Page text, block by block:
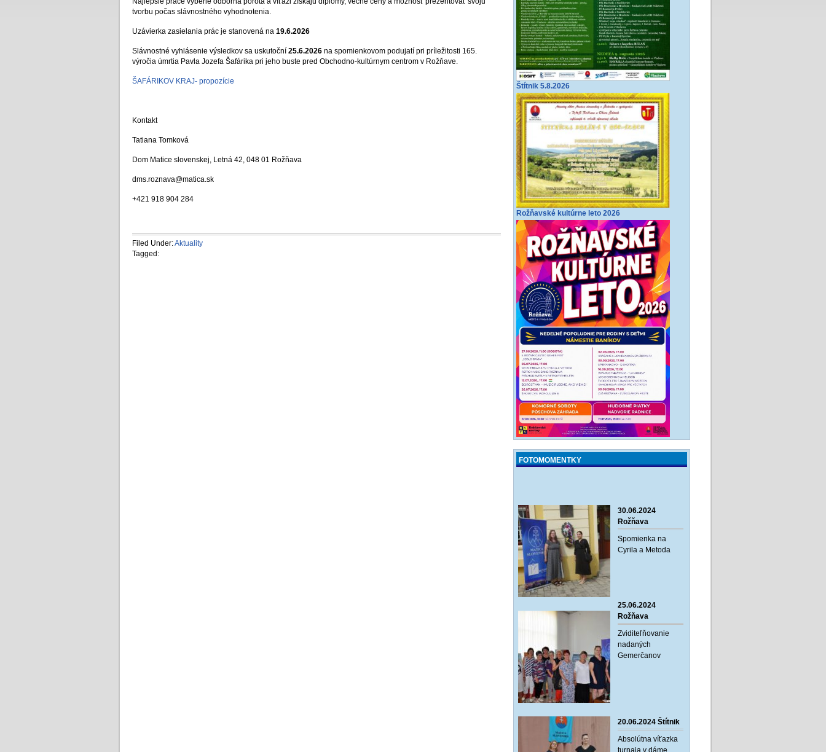
tvorbu počas slávnostného vyhodnotenia.
Uzávierka zasielania prác je stanovená na 19.6.2026
Slávnostné vyhlásenie výsledkov sa uskutoční 25.6.2026 na spomienkovom podujatí pri príležitosti 165.
výročia úmrtia Pavla Jozefa Šafárika pri jeho buste pred Obchodno-kultúrnym centrom v Rožňave.
ŠAFÁRIKOV KRAJ- propozície
Kontakt
Tatiana Tomková
Dom Matice slovenskej, Letná 42, 048 01 Rožňava
dms.roznava@matica.sk
+421 918 904 284
Filed Under:Aktuality
Tagged:
Štítnik 5.8.2026
Rožňavské kultúrne leto 2026
FOTOMOMENTKY
30.06.2024
Rožňava
Spomienka na
Cyrila a Metoda
25.06.2024
Rožňava
Zviditeľňovanie
nadaných
Gemerčanov
20.06.2024 Štítnik
Absolútna víťazka
turnaja v dáme